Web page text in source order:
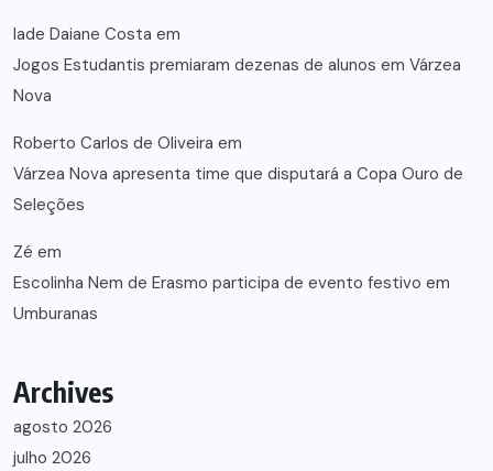
lade Daiane Costa em
Jogos Estudantis premiaram dezenas de alunos em Várzea
Nova
Roberto Carlos de Oliveira em
Várzea Nova apresenta time que disputará a Copa Ouro de
Seleções
Zé em
Escolinha Nem de Erasmo participa de evento festivo em
Umburanas
Archives
agosto 2026
julho 2026